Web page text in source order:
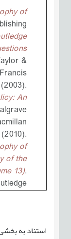
of
&
Francis.
An
of
of the
13)
استناد به